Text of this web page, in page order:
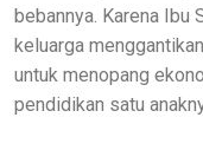
bebannya. Karena Ibu
keluarga
untuk menopang
pendidikan satu